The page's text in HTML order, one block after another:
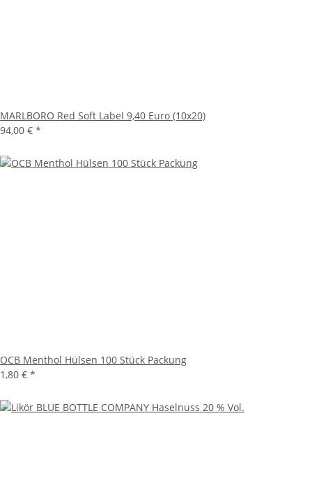
MARLBORO Red Soft Label 9,40 Euro (10x20)
94,00 € *
OCB Menthol Hülsen 100 Stück Packung
1,80 € *